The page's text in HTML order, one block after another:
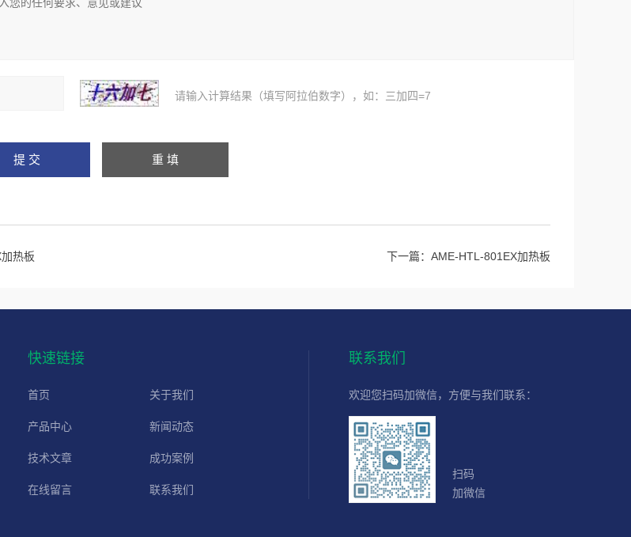
请输入计算结果（填写阿拉伯数字），如：三加四=7
热板 下一篇： AME-HTL-801EX加热板
快速链接
首页 关于我们
产品中心 新闻动态
技术文章 成功案例
在线留言 联系我们
联系我们
欢迎您扫码加微信，方便与我们联系：
扫码
加微信